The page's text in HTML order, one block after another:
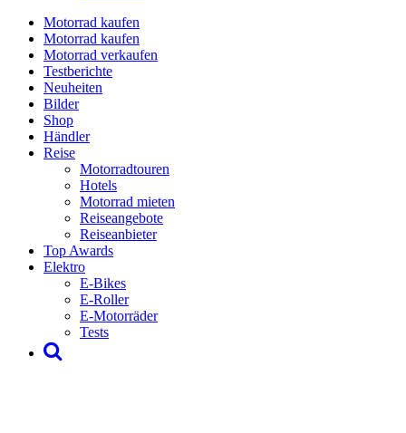
Motorrad kaufen
Motorrad kaufen
Motorrad verkaufen
Testberichte
Neuheiten
Bilder
Shop
Händler
Reise
Motorradtouren
Hotels
Motorrad mieten
Reiseangebote
Reiseanbieter
Top Awards
Elektro
E-Bikes
E-Roller
E-Motorräder
Tests